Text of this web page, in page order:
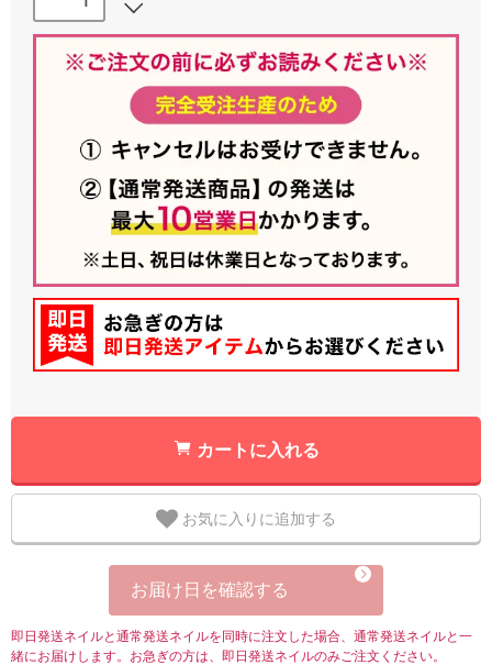
カートに入れる
お気に入りに追加する
お届け日を確認する
即日発送ネイルと通常発送ネイルを同時に注文した場合、通常発送ネイルと一
緒にお届けします。お急ぎの方は、即日発送ネイルのみご注文ください。